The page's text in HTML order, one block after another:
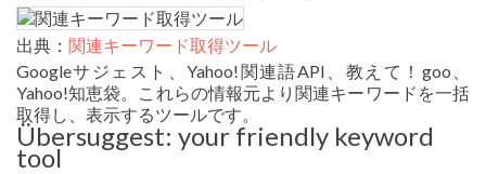
出典： 関連キーワード取得ツール
Googleサジェスト、Yahoo!関連語API、教えて！goo、
Yahoo!知恵袋。これらの情報元より関連キーワードを一括
取得し、表示するツールです。
Übersuggest: your friendly keyword
tool